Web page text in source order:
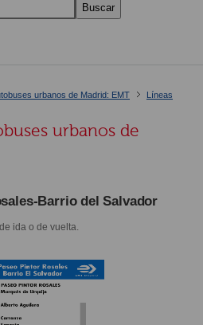
Buscar
urbanos de Madrid: EMT
Líneas
urbanos de
Barrio del Salvador
ida o de vuelta.